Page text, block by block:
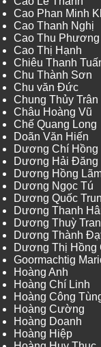
Cao Phan Minh
Cao Thanh Nghị
Cao Thu Phương
Cao Thị Hạnh
Chiêu Thanh
Chu Thành Sơn
Chu văn Đức
Chung Thủy Trân
Châu Hoàng Vũ
Chế Quang Long
Doãn Văn Hiến
Dương Chí Hồng
Dương Hải Đăng
Dương Hồng
Dương Ngọc Tú
Dương Quốc
Dương Thanh
Dương Thuỳ
Dương Thành
Dương Thị Hồng
Goormachtig
Hoàng Anh
Hoàng Chí Linh
Hoàng Công
Hoàng Cường
Hoàng Doanh
Hoàng Hiệp